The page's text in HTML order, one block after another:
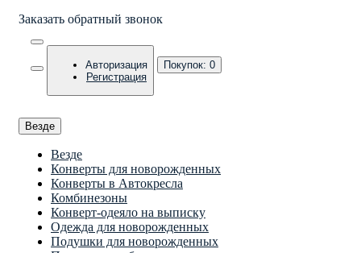
Заказать обратный звонок
Авторизация
Регистрация
Покупок: 0
Везде
Везде
Конверты для новорожденных
Конверты в Автокресла
Комбинезоны
Конверт-одеяло на выписку
Одежда для новорожденных
Подушки для новорожденных